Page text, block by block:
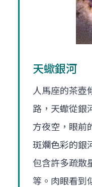
天蠍銀河
人馬座的茶壺
路，天蠍從銀
方夜空，眼前
斑斕色彩的銀
包含許多疏散
等。肉眼看到